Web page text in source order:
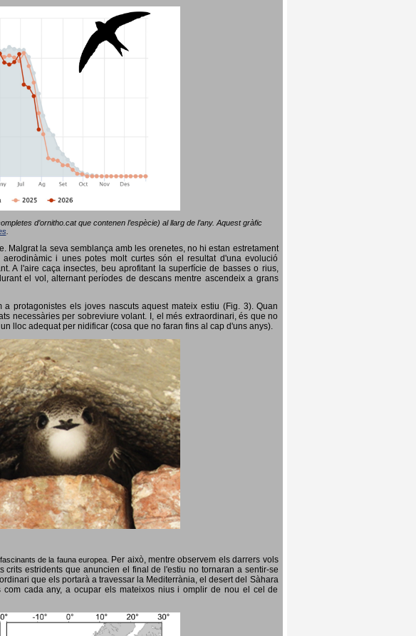
d’ornitho.cat que contenen l’espècie) al llarg de l’any. Aquest gràfic
.
Malgrat la seva semblança amb les orenetes, no hi estan estretament
i unes potes molt curtes són el resultat d'una evolució
A l'aire caça insectes, beu aprofitant la superfície de basses o rius,
el vol, alternant períodes de descans mentre ascendeix a grans
protagonistes els joves nascuts aquest mateix estiu (Fig. 3). Quan
necessàries per sobreviure volant. I, el més extraordinari, és que no
lloc adequat per nidificar (cosa que no faran fins al cap d'uns anys).
de la fauna europea. Per això, mentre observem els darrers vols
estridents que anuncien el final de l'estiu no tornaran a sentir-se
que els portarà a travessar la Mediterrània, el desert del Sàhara
cada any, a ocupar els mateixos nius i omplir de nou el cel de